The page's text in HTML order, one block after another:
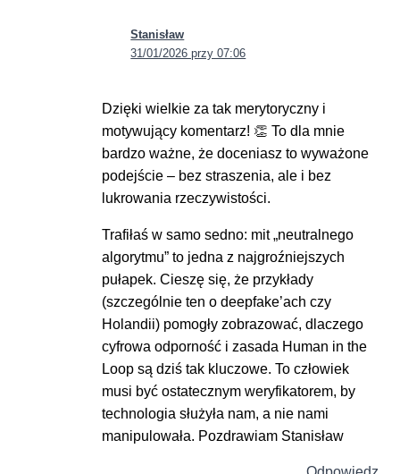
Stanisław
31/01/2026 przy 07:06
Dzięki wielkie za tak merytoryczny i
motywujący komentarz! 👏 To dla mnie
bardzo ważne, że doceniasz to wyważone
podejście – bez straszenia, ale i bez
lukrowania rzeczywistości.
Trafiłaś w samo sedno: mit „neutralnego
algorytmu” to jedna z najgroźniejszych
pułapek. Cieszę się, że przykłady
(szczególnie ten o deepfake’ach czy
Holandii) pomogły zobrazować, dlaczego
cyfrowa odporność i zasada Human in the
Loop są dziś tak kluczowe. To człowiek
musi być ostatecznym weryfikatorem, by
technologia służyła nam, a nie nami
manipulowała. Pozdrawiam Stanisław